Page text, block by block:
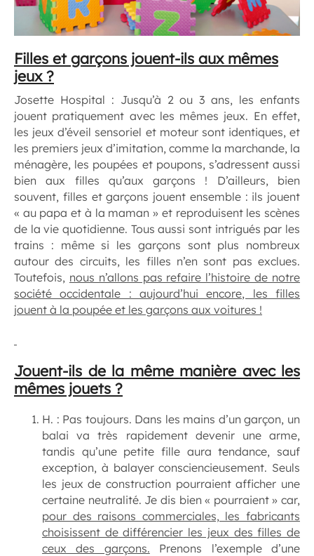
Filles et garçons jouent-ils aux mêmes
jeux ?
Josette Hospital : Jusqu’à 2 ou 3 ans, les enfants
jouent pratiquement avec les mêmes jeux. En effet,
les jeux d’éveil sensoriel et moteur sont identiques, et
les premiers jeux d’imitation, comme la marchande, la
ménagère, les poupées et poupons, s’adressent aussi
bien aux filles qu’aux garçons ! D’ailleurs, bien
souvent, filles et garçons jouent ensemble : ils jouent
« au papa et à la maman » et reproduisent les scènes
de la vie quotidienne. Tous aussi sont intrigués par les
trains : même si les garçons sont plus nombreux
autour des circuits, les filles n’en sont pas exclues.
Toutefois, nous n’allons pas refaire l’histoire de notre
société occidentale : aujourd’hui encore, les filles
jouent à la poupée et les garçons aux voitures !
Jouent-ils de la même manière avec les
mêmes jouets ?
H. : Pas toujours. Dans les mains d’un garçon, un
balai va très rapidement devenir une arme,
tandis qu’une petite fille aura tendance, sauf
exception, à balayer consciencieusement. Seuls
les jeux de construction pourraient afficher une
certaine neutralité. Je dis bien « pourraient » car,
pour des raisons commerciales, les fabricants
choisissent de différencier les jeux des filles de
ceux des garçons. Prenons l’exemple d’une